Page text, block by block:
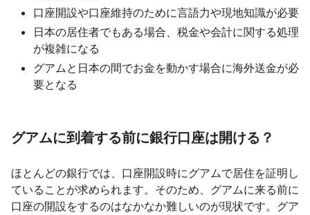
口座開設や口座維持のために言語力や現地知識が必要
日本の居住者でもある場合、税金や会計に関する処理
が複雑になる
グアムと日本の間でお金を動かす場合に海外送金が必
要となる
グアムに到着する前に銀行口座は開ける？
ほとんどの銀行では、口座開設時にグアムで居住を証明し
ていることが求められます。そのため、グアムに来る前に
口座の開設をするのはなかなか難しいのが現状です。グア